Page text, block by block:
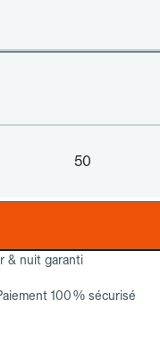
50
& nuit garanti
100 % sécurisé